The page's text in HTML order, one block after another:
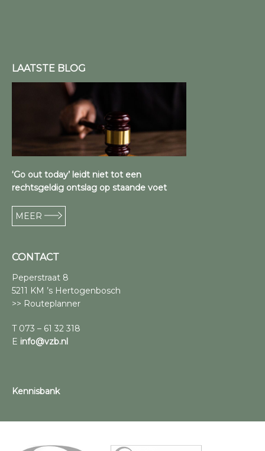
LAATSTE BLOG
‘Go out today’ leidt niet tot een
rechtsgeldig ontslag op staande voet
MEER
CONTACT
Peperstraat 8
5211 KM ’s Hertogenbosch
>> Routeplanner
T 073 – 61 32 318
E info@vzb.nl
Kennisbank